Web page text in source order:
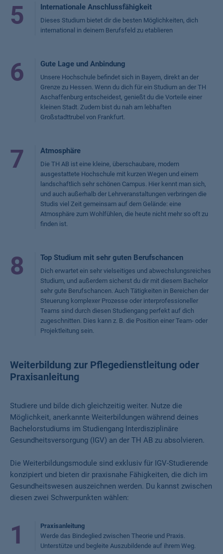
5 Internationale Anschlussfähigkeit
Dieses Studium bietet dir die besten Möglichkeiten, dich
international in deinem Berufsfeld zu etablieren
6 Gute Lage und Anbindung
Unsere Hochschule befindet sich in Bayern, direkt an der
Grenze zu Hessen. Wenn du dich für ein Studium an der TH
Aschaffenburg entscheidest, genießt du die Vorteile einer
kleinen Stadt. Zudem bist du nah am lebhaften
Großstadttrubel von Frankfurt.
7 Atmosphäre
Die TH AB ist eine kleine, überschaubare, modern
ausgestattete Hochschule mit kurzen Wegen und einem
landschaftlich sehr schönen Campus. Hier kennt man sich,
und auch außerhalb der Lehrveranstaltungen verbringen die
Studis viel Zeit gemeinsam auf dem Gelände: eine
Atmosphäre zum Wohlfühlen, die heute nicht mehr so oft zu
finden ist.
8 Top Studium mit sehr guten Berufschancen
Dich erwartet ein sehr vielseitiges und abwechslungsreiches
Studium, und außerdem sicherst du dir mit diesem Bachelor
sehr gute Berufschancen. Auch Tätigkeiten in Bereichen der
Steuerung komplexer Prozesse oder interprofessioneller
Teams sind durch diesen Studiengang perfekt auf dich
zugeschnitten. Dies kann z. B. die Position einer Team- oder
Projektleitung sein.
Weiterbildung zur Pflegedienstleitung oder
Praxisanleitung
Studiere und bilde dich gleichzeitig weiter. Nutze die
Möglichkeit, anerkannte Weiterbildungen während deines
Bachelorstudiums im Studiengang Interdisziplinäre
Gesundheitsversorgung (IGV) an der TH AB zu absolvieren.
Die Weiterbildungsmodule sind exklusiv für IGV-Studierende
konzipiert und bieten dir praxisnahe Fähigkeiten, die dich im
Gesundheitswesen auszeichnen werden. Du kannst zwischen
diesen zwei Schwerpunkten wählen:
1
Praxisanleitung
Werde das Bindeglied zwischen Theorie und Praxis.
Unterstütze und begleite Auszubildende auf ihrem Weg.